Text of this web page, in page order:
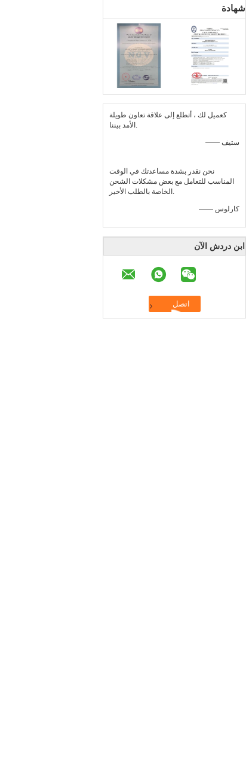
شهادة
كعميل لك ، أتطلع إلى علاقة تعاون طويلة
الأمد بيننا.
—— ستيف
نحن نقدر بشدة مساعدتك في الوقت
المناسب للتعامل مع بعض مشكلات الشحن
الخاصة بالطلب الأخير.
—— كارلوس
ابن دردش الآن